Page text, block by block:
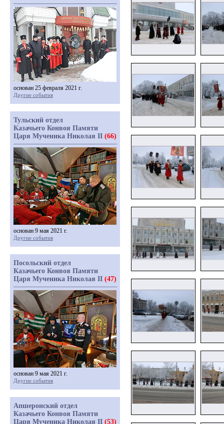
основан 25 февраля 2021 г.
Другие события
Тульский отдел
Казачьего Конвоя Памяти
Царя Мученика Николая II (66)
основан 9 мая 2021 г.
Другие события
Посольский отдел
Казачьего Конвоя Памяти
Царя Мученика Николая II (47)
основан 9 мая 2021 г.
Другие события
Апшеронский отдел
Казачьего Конвоя Памяти
Царя Мученика Николая II (53)